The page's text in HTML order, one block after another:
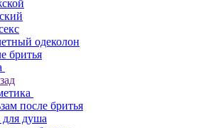
одеколон
бритья
после бритья
для душа